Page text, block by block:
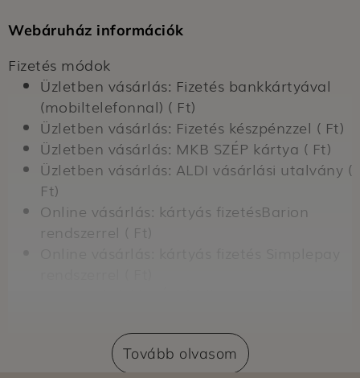
Webáruház információk
Fizetés módok
Üzletben vásárlás: Fizetés bankkártyával
(mobiltelefonnal) ( Ft)
Üzletben vásárlás: Fizetés készpénzzel ( Ft)
Üzletben vásárlás: MKB SZÉP kártya ( Ft)
Üzletben vásárlás: ALDI vásárlási utalvány (
Ft)
Online vásárlás: kártyás fizetésBarion
rendszerrel ( Ft)
Online vásárlás: Átvételkor történő fizetés
bankkártyával ( Ft)Tovább olvasom